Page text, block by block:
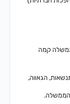
קמה
הגאווה,